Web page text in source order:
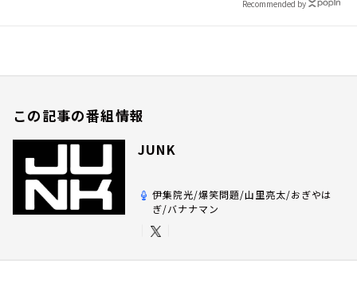
Recommended by
この記事の番組情報
JUNK
伊集院光/爆笑問題/山里亮太/おぎやは
ぎ/バナナマン